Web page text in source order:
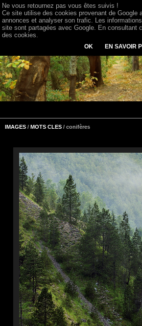
IMAGES / MOTS CLES / conifères
Ne vous retournez pas vous êtes suivis !
Ce site utilise des cookies provenant de Google
annonces et analyser son trafic. Les
site sont partagées avec Google. En consultant
des cookies.
OK EN SAVOIR